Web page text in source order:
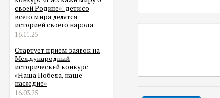
своей Родине»: дети со
всего мира делятся
историей своего народа
16.11.25
Стартует прием заявок на
Международный
исторический конкурс
«Наша Победа, наше
наследие»
16.03.25